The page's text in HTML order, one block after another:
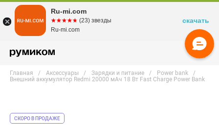
Главная Аксессуары Зарядки и питание
Power bank
Внешний аккумулятор Redmi 20000 мАч 18 Вт Fast Charge Power Bank
СКОРО В ПРОДАЖЕ
Ru-mi.com
☆☆☆☆☆
★★★★★ (23) звезды
Ru-mi.com
скачать